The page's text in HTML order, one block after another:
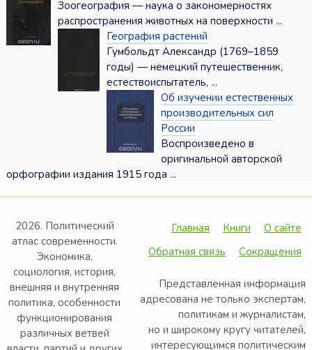
Зоогеография — наука о закономерностях
распространения животных на поверхности ...
География растений
Гумбольдт Александр (1769–1859
годы) — немецкий путешественник,
естествоиспытатель, ...
Об изучении естественных
производительных сил
России
Воспроизведено в
оригинальной авторской
орфографии издания 1915 года ...
2026. Политический
атлас современности.
Экономика,
социология, история,
внешняя и внутренняя
политика, особенности
функционирования
различных ветвей
Главная Книги
О сайте
Обратная связь
Сокращения
Представленная информация
адресована не только экспертам,
политикам и журналистам,
но и широкому кругу читателей,
интересующимся политическим